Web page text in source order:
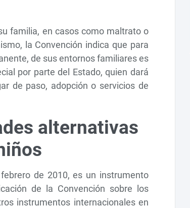
familia, en casos como maltrato o
la Convención indica que para
de sus entornos familiares es
por parte del Estado, quien dará
de paso, adopción o servicios de
alternativas
de 2010, es un instrumento
de la Convención sobre los
instrumentos internacionales en